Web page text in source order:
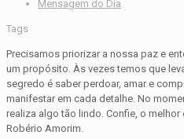
Mensagem do Dia
Tags
Precisamos priorizar a nossa paz e
um propósito. Às vezes temos que
segredo é saber perdoar, amar e
manifestar em cada detalhe. No
realiza algo tão lindo. Confie, o melhor
Robério Amorim.